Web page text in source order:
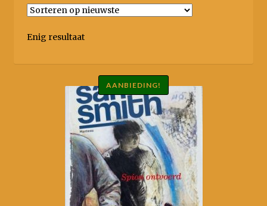
Nieuws
Enig resultaat
AANBIEDING!